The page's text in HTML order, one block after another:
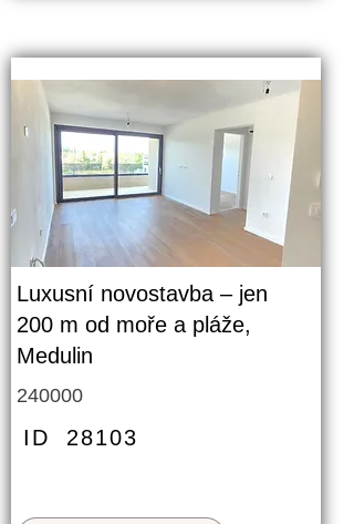
Luxusní novostavba – jen
200 m od moře a pláže,
Medulin
240000
ID 28103